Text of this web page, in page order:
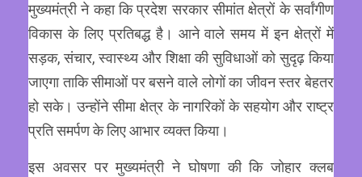
मुख्यमंत्री ने कहा कि प्रदेश सरकार सीमांत क्षेत्रों के सर्वांगीण
विकास के लिए प्रतिबद्ध है। आने वाले समय में इन क्षेत्रों में
सड़क, संचार, स्वास्थ्य और शिक्षा की सुविधाओं को सुदृढ़ किया
जाएगा ताकि सीमाओं पर बसने वाले लोगों का जीवन स्तर बेहतर
हो सके। उन्होंने सीमा क्षेत्र के नागरिकों के सहयोग और राष्ट्र
प्रति समर्पण के लिए आभार व्यक्त किया।
इस अवसर पर मुख्यमंत्री ने घोषणा की कि जोहार क्लब